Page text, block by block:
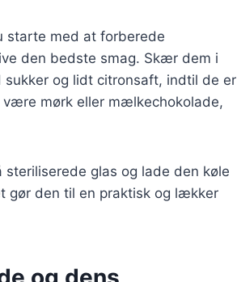
starte med at forberede
den bedste smag. Skær dem i
sukker og lidt citronsaft, indtil de er
mørk eller mælkechokolade,
glas og lade den køle
gør den til en praktisk og lækker